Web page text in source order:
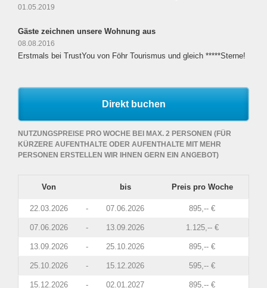
01.05.2019
Gäste zeichnen unsere Wohnung aus
08.08.2016
Erstmals bei TrustYou von Föhr Tourismus und gleich *****Sterne!
Direkt buchen
NUTZUNGSPREISE PRO WOCHE BEI MAX. 2 PERSONEN (FÜR
KÜRZERE AUFENTHALTE ODER AUFENTHALTE MIT MEHR
PERSONEN ERSTELLEN WIR IHNEN GERN EIN ANGEBOT)
Von bis Preis pro Woche
22.03.2026 - 07.06.2026 895,-- €
07.06.2026 - 13.09.2026 1.125,-- €
13.09.2026 - 25.10.2026 895,-- €
25.10.2026 - 15.12.2026 595,-- €
15.12.2026 - 02.01.2027 895,-- €